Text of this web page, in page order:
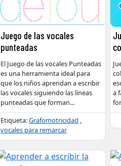
Juego de las vocales
punteadas
El Juego de las vocales Punteadas
es una herramienta ideal para
que los niños aprendan a escribir
las vocales siguiendo las líneas
punteadas que forman...
Etiqueta:Grafomotricidad ,
vocales para remarcar
a